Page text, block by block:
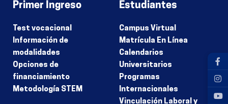
Primer Ingreso
Test vocacional
Información de
modalidades
Opciones de
financiamiento
Metodología STEM
Estudiantes
Campus Virtual
Matrícula En Línea
Calendarios
Universitarios
Programas
Internacionales
Vinculación Laboral y